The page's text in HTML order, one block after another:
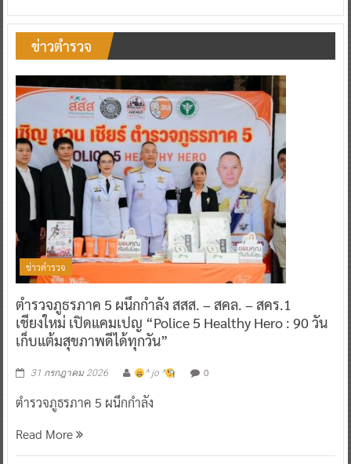
ข่าวตำรวจ
ข่าวตำรวจ
ตำรวจภูธรภาค 5 ผนึกกำลัง สสส. – สคล. – สคร.1
เชียงใหม่ เปิดแคมเปญ “Police 5 Healthy Hero : 90 วัน
เก็บแต้มสุขภาพดีได้ทุกวัน”
31 กรกฎาคม 2026 ^ jo ^ 0
ตำรวจภูธรภาค 5 ผนึกกำลัง
Read More